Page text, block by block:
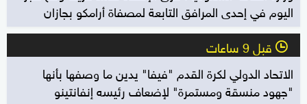
اليوم في إحدى المرافق التابعة لمصفاة أرامكو بجازان
l قبل 9 ساعات
الاتحاد الدولي لكرة القدم "فيفا" يدين ما وصفها بأنها
"جهود منسقة ومستمرة" لإضعاف رئيسه إنفانتينو